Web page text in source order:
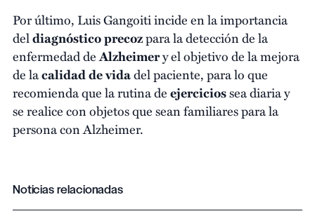
Por último, Luis Gangoiti incide en la importancia
deldiagnóstico precozpara la detección de la
enfermedad deAlzheimery el objetivo de la mejora
de lacalidad de vidadel paciente, para lo que
recomienda que la rutina deejerciciossea diaria y
se realice con objetos que sean familiares para la
persona con Alzheimer.
Noticias relacionadas